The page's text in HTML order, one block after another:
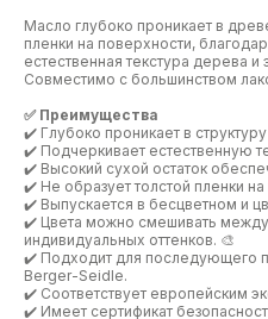
Масло глубоко проникает в
пленки на поверхности,
естественная текстура дерева
Совместимо с большинством
✅ Преимущества
✔️ Глубоко проникает в
✔️ Подчеркивает естественную
✔️ Высокий сухой остаток
✔️ Не образует толстой пленки
✔️ Выпускается в бесцветном и
✔️ Цвета можно смешивать
индивидуальных оттенков. 🎨
✔️ Подходит для последующего
Berger-Seidle.
✔️ Соответствует европейским
✔️ Имеет сертификат